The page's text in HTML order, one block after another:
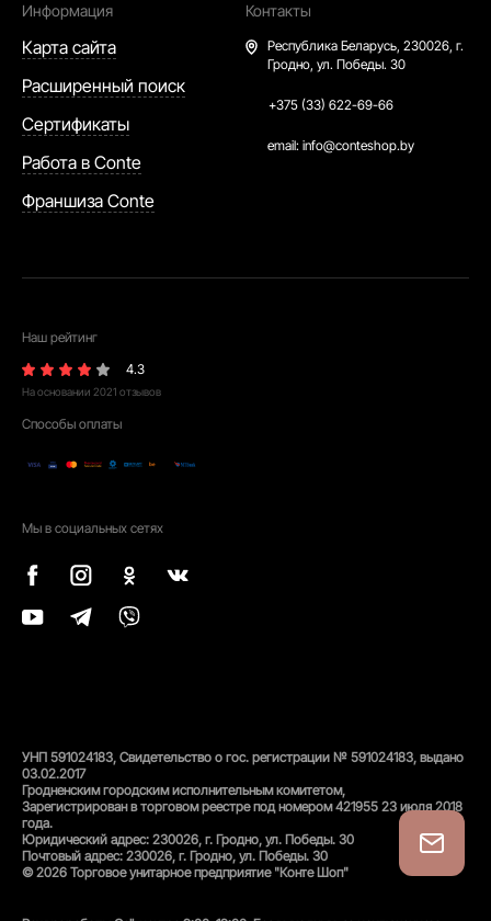
Информация
Карта сайта
Расширенный поиск
Сертификаты
Работа в Conte
Франшиза Conte
Контакты
Республика Беларусь, 230026, г.
Гродно, ул. Победы. 30
+375 (33) 622-69-66
email: info@conteshop.by
Наш рейтинг
4.3
На основании 2021 отзывов
Способы оплаты
Мы в социальных сетях
УНП 591024183, Свидетельство о гос. регистрации № 591024183, выдано
03.02.2017
Гродненским городским исполнительным комитетом,
Зарегистрирован в торговом реестре под номером 421955 23 июля 2018
года.
Юридический адрес: 230026, г. Гродно, ул. Победы. 30
Почтовый адрес: 230026, г. Гродно, ул. Победы. 30
© 2026 Торговое унитарное предприятие "Конте Шоп"